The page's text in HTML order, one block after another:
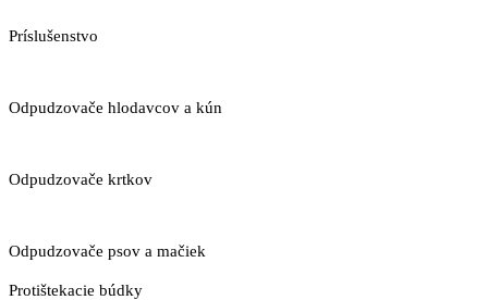
Príslušenstvo
Odpudzovače hlodavcov a kún
Odpudzovače krtkov
Odpudzovače psov a mačiek
Protištekacie búdky